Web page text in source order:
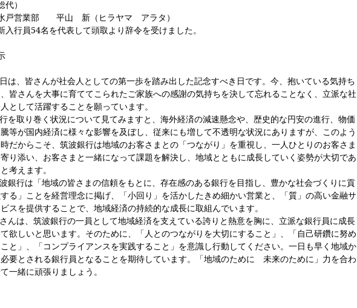
代）
戸営業部 平山 新（ヒラヤマ アラタ）
を代表して頭取より辞令を受けました。
は、皆さんが社会人としての第一歩を踏み出した記念すべき日です。今、抱いている気持ち
皆さんを大事に育ててこられたご家族への感謝の気持ちを決して忘れることなく、立派な社
として活躍することを願っています。
を取り巻く状況について見てみますと、海外経済の減速懸念や、歴史的な円安の進行、物価
等が国内経済に様々な影響を及ぼし、従来にも増して不透明な状況にありますが、このよう
だからこそ、筑波銀行は地域のお客さまとの「つながり」を重視し、一人ひとりのお客さま
り添い、お客さまと一緒になって課題を解決し、地域とともに成長していく姿勢が大切であ
考えます。
銀行は「地域の皆さまの信頼をもとに、存在感のある銀行を目指し、豊かな社会づくりに貢
る」ことを経営理念に掲げ、「小回り」を活かしたきめ細かい営業と、「質」の高い金融サ
スを提供することで、地域経済の持続的な成長に取組んでいます。
んは、筑波銀行の一員として地域経済を支えている誇りと熱意を胸に、立派な銀行員に成長
て欲しいと思います。そのために、「人とのつながりを大切にすること」、「自己研鑽に努め
と」、「コンプライアンスを実践すること」を意識し行動してください。一日も早く地域か
必要とされる銀行員となることを期待しています。「地域のために 未来のために」力を合わ
一緒に頑張りましょう。